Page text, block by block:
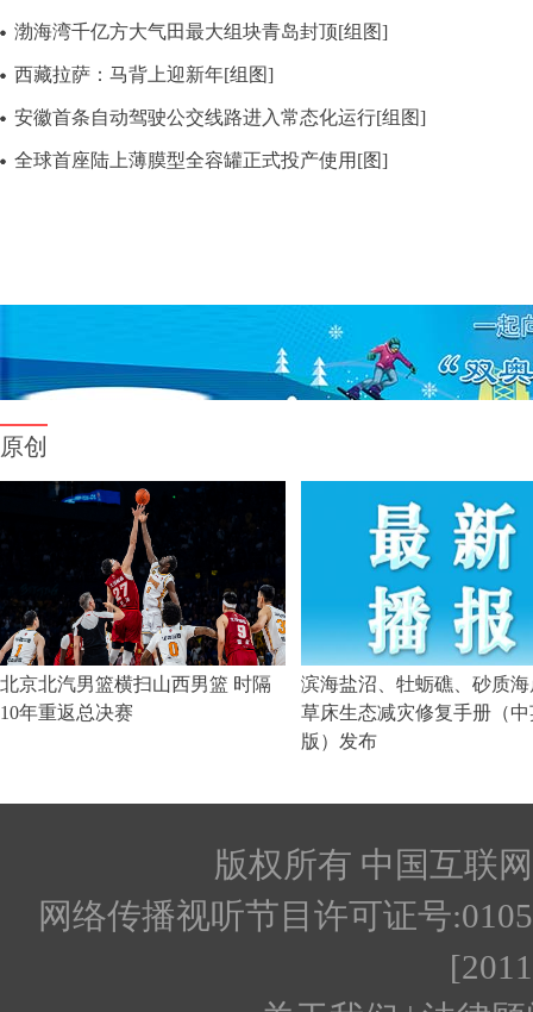
渤海湾千亿方大气田最大组块青岛封顶[组图]
西藏拉萨：马背上迎新年[组图]
安徽首条自动驾驶公交线路进入常态化运行[组图]
全球首座陆上薄膜型全容罐正式投产使用[图]
版权所有 中国互联
网络传播视听节目许可证号